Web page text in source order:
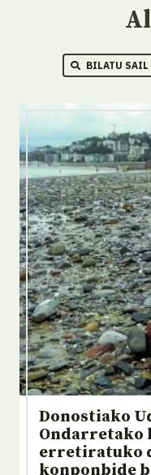
BILATU SAIL
Donostiako
Ondarretako
erretiratuko
konponbide